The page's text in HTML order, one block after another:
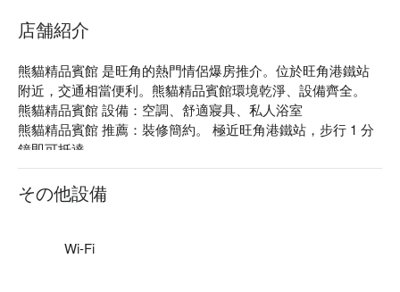
店舗紹介
熊貓精品賓館 是旺角的熱門情侶爆房推介。位於旺角港鐵站
附近，交通相當便利。熊貓精品賓館環境乾淨、設備齊全。
熊貓精品賓館 設備：空調、舒適寢具、私人浴室
熊貓精品賓館 推薦：裝修簡約。 極近旺角港鐵站，步行 1 分
鐘即可抵達
熊貓精品賓館 爆房、熊貓精品賓館 優惠資訊立刻查看⬇︎
その他設備
Wi-Fi